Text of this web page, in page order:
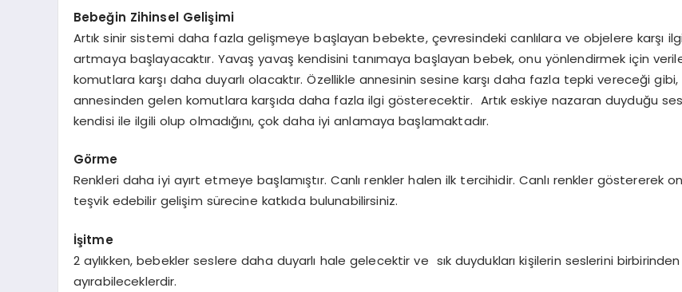
Bebeğin Zihinsel Gelişimi
Artık sinir sistemi daha fazla gelişmeye başlayan bebekte, çevresindeki canlılara ve objelere karşı
artmaya başlayacaktır. Yavaş yavaş kendisini tanımaya başlayan bebek, onu yönlendirmek için
komutlara karşı daha duyarlı olacaktır. Özellikle annesinin sesine karşı daha fazla tepki vereceği
annesinden gelen komutlara karşıda daha fazla ilgi gösterecektir. Artık eskiye nazaran duyduğu
kendisi ile ilgili olup olmadığını, çok daha iyi anlamaya başlamaktadır.
Görme
Renkleri daha iyi ayırt etmeye başlamıştır. Canlı renkler halen ilk tercihidir. Canlı renkler göstererek
teşvik edebilir gelişim sürecine katkıda bulunabilirsiniz.
İşitme
2 aylıkken, bebekler seslere daha duyarlı hale gelecektir ve sık duydukları kişilerin seslerini birbirinden
ayırabileceklerdir.